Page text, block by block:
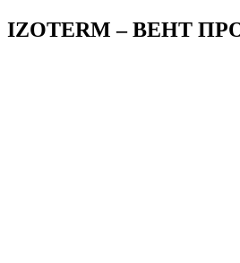
IZOTERM – ВЕНТ